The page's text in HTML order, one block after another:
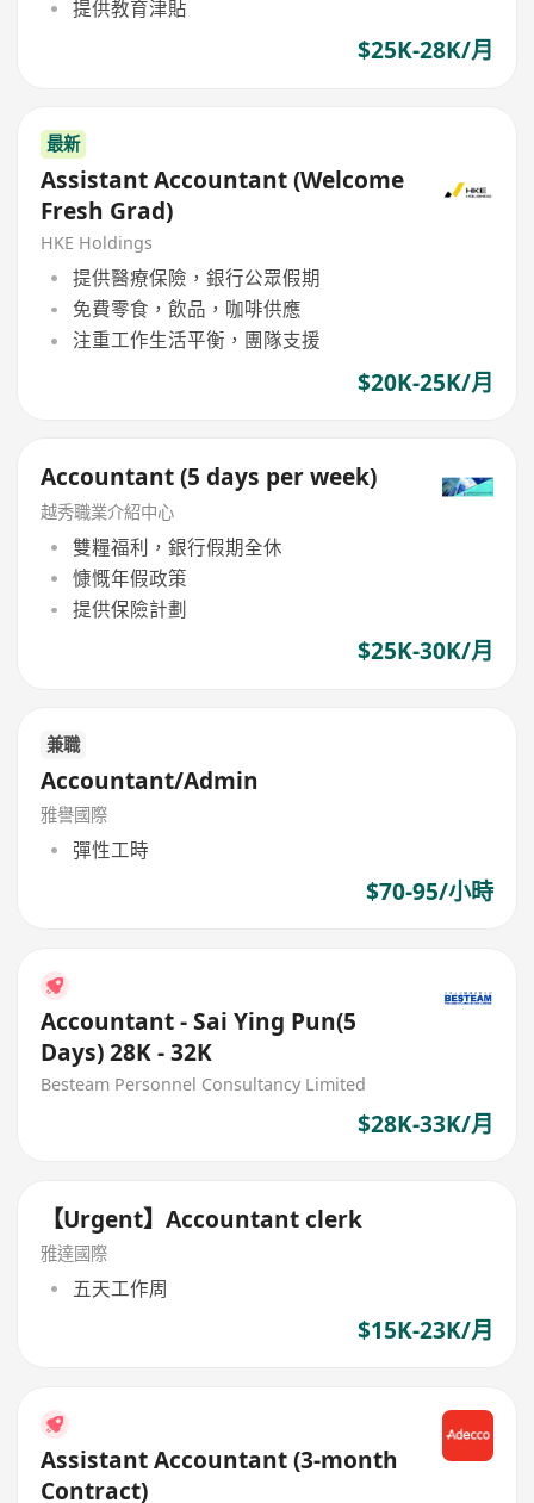
提供教育津貼
$25K-28K/月
最新
Assistant Accountant (Welcome
Fresh Grad)
HKE Holdings
提供醫療保險，銀行公眾假期
免費零食，飲品，咖啡供應
注重工作生活平衡，團隊支援
$20K-25K/月
Accountant (5 days per week)
越秀職業介紹中心
雙糧福利，銀行假期全休
慷慨年假政策
提供保險計劃
$25K-30K/月
兼職
Accountant/Admin
雅譽國際
彈性工時
$70-95/小時
Accountant - Sai Ying Pun(5
Days) 28K - 32K
Besteam Personnel Consultancy Limited
$28K-33K/月
【Urgent】Accountant clerk
雅達國際
五天工作周
$15K-23K/月
Assistant Accountant (3-month
Contract)